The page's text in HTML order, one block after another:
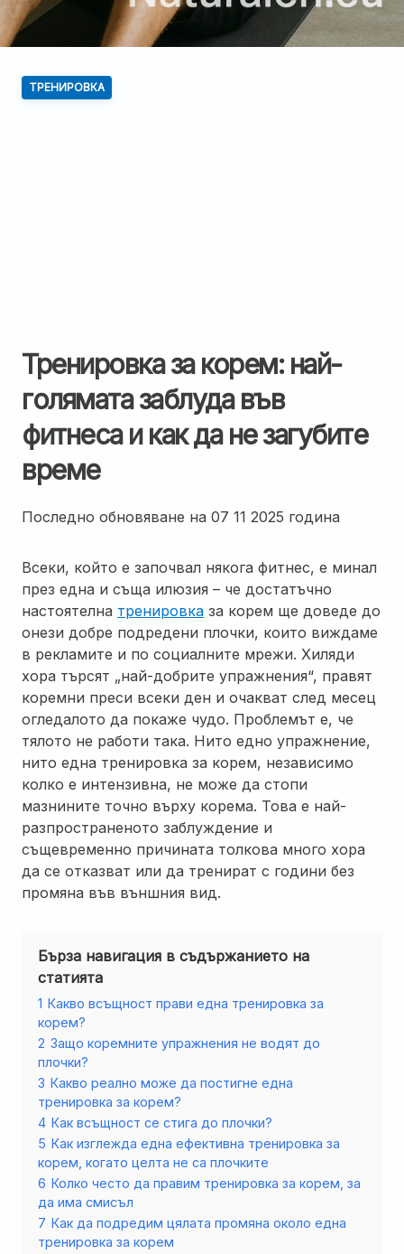
ТРЕНИРОВКА
Тренировка за корем: най-
голямата заблуда във
фитнеса и как да не загубите
време
Последно обновяване на 07 11 2025 година
Всеки, който е започвал някога фитнес, е минал
през една и съща илюзия – че достатъчно
настоятелна тренировка за корем ще доведе до
онези добре подредени плочки, които виждаме
в рекламите и по социалните мрежи. Хиляди
хора търсят „най-добрите упражнения“, правят
коремни преси всеки ден и очакват след месец
огледалото да покаже чудо. Проблемът е, че
тялото не работи така. Нито едно упражнение,
нито една тренировка за корем, независимо
колко е интензивна, не може да стопи
мазнините точно върху корема. Това е най-
разпространеното заблуждение и
същевременно причината толкова много хора
да се отказват или да тренират с години без
промяна във външния вид.
Бърза навигация в съдържанието на
статията
1 Какво всъщност прави една тренировка за
корем?
2 Защо коремните упражнения не водят до
плочки?
3 Какво реално може да постигне една
тренировка за корем?
4 Как всъщност се стига до плочки?
5 Как изглежда една ефективна тренировка за
корем, когато целта не са плочките
6 Колко често да правим тренировка за корем, за
да има смисъл
7 Как да подредим цялата промяна около една
тренировка за корем